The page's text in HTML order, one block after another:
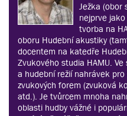
Ježka (obor
nejprve
tvorba na
oboru Hudební akustiky
docentem na katedře
Zvukového studia HAMU.
a hudební režií nahrávek
zvukových forem (zvuková
atd.). Je tvůrcem mnoha
oblasti hudby vážné i